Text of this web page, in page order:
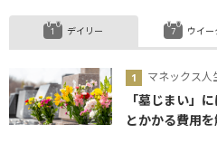
デイリー
マネックス人
「墓じまい」
とかかる費用
ウイー